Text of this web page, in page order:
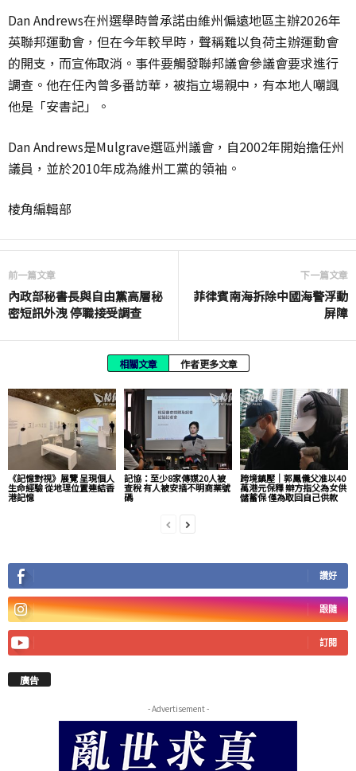
Dan Andrews在州選舉時曾承諾由維州偏遠地區主辦2026年
英聯邦運動會，但在今年較早時，聲稱難以負荷主辦運動會
的開支，而宣佈取消。事件要觸發聯邦議會參議會要求進行
調查。他在任內曾多番訪華，被指立場親中，有本地人嘲諷
他是「安書記」。
Dan Andrews是Mulgrave選區州議會，自2002年開始擔任州
議員，並於2010年成為維州工黨的領袖。
棱角編輯部
前一篇文章
內政部秘書長與自由黨高層秘
密短訊外洩 停職接受調查
下一篇文章
菲律賓南海拆除中國海警浮動
屏障
相關文章 作者更多文章
《記憶對視》展覽 呈現個人
生命經驗 從地理位置連結香
港記憶
記協：至少8家傳媒20人被
查稅 有人被安插不明商業號
碼
跨境鎮壓｜郭鳳儀父准以40
萬港元保釋 辯方指父為女供
儲蓄保 僅為取回自己供款
讚好
跟隨
訂閱
廣告
- Advertisement -